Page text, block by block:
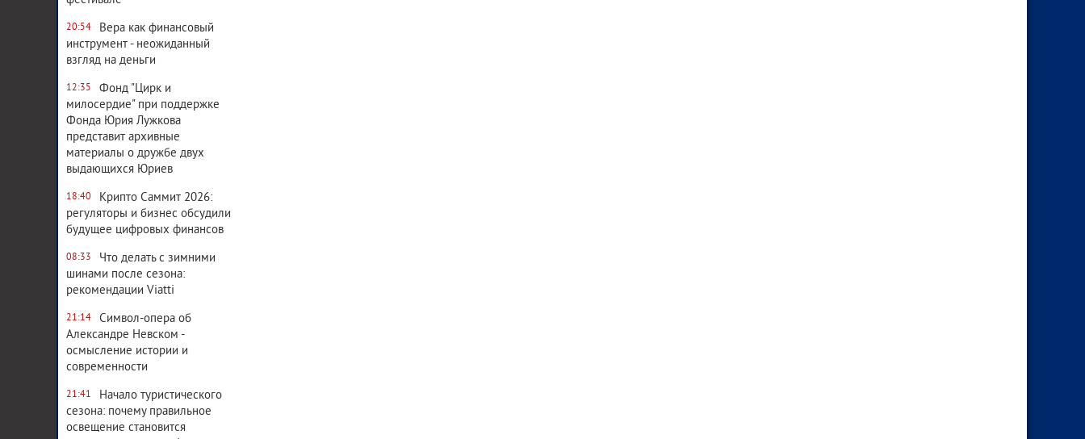
20:54
Вера как финансовый
инструмент - неожиданный
взгляд на деньги
12:35
Фонд "Цирк и
милосердие" при поддержке
Фонда Юрия Лужкова
представит архивные
материалы о дружбе двух
выдающихся Юриев
18:40
Крипто Саммит 2026:
регуляторы и бизнес обсудили
будущее цифровых финансов
08:33
Что делать с зимними
шинами после сезона:
рекомендации Viatti
21:14
Символ-опера об
Александре Невском -
осмысление истории и
современности
21:41
Начало туристического
сезона: почему правильное
освещение становится